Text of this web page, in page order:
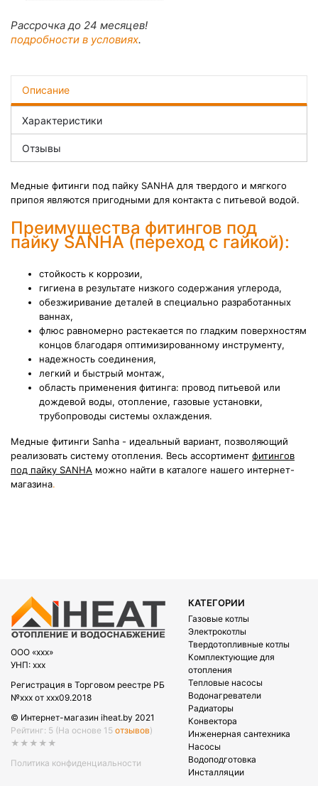
Рассрочка до 24 месяцев!
подробности в условиях.
Описание
Характеристики
Отзывы
Медные фитинги под пайку SANHA для твердого и мягкого
припоя являются пригодными для контакта с питьевой водой.
Преимущества фитингов под
пайку SANHA (переход с гайкой):
стойкость к коррозии,
гигиена в результате низкого содержания углерода,
обезжиривание деталей в специально разработанных
ваннах,
флюс равномерно растекается по гладким поверхностям
концов благодаря оптимизированному инструменту,
надежность соединения,
легкий и быстрый монтаж,
область применения фитинга: провод питьевой или
дождевой воды, отопление, газовые установки,
трубопроводы системы охлаждения.
Медные фитинги Sanha - идеальный вариант, позволяющий
реализовать систему отопления. Весь ассортимент фитингов
под пайку SANHA можно найти в каталоге нашего интернет-
магазина.
OOO «xxx»
УНП: xxx
Регистрация в Торговом реестре РБ
№xxx от xxx09.2018
© Интернет-магазин iheat.by 2021
Рейтинг: 5 (На основе 15 отзывов)
★★★★★
Политика конфиденциальности
КАТЕГОРИИ
Газовые котлы
Электрокотлы
Твердотопливные котлы
Комплектующие для
отопления
Тепловые насосы
Водонагреватели
Радиаторы
Конвектора
Инженерная сантехника
Насосы
Водоподготовка
Инсталляции